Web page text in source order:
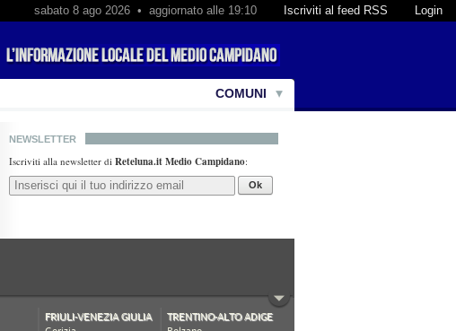
Login
Iscriviti al feed RSS
sabato 8 ago 2026 • aggiornato alle 19:10
COMUNI
NEWSLETTER
Iscriviti alla newsletter di Reteluna.it Medio Campidano:
Ok